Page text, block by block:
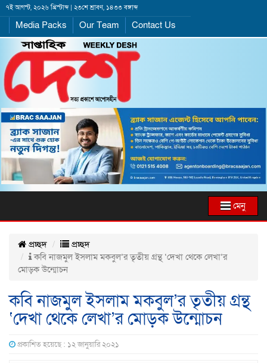
৭ই আগস্ট, ২০২৬ খ্রিস্টাব্দ | ২৩শে শ্রাবণ, ১৪৩৩ বঙ্গাব্দ
Media Packs Our Team Contact Us
মেনু
প্রচ্ছদ
প্রচ্ছদ
কবি নাজমুল ইসলাম মকবুল’র তৃতীয় গ্রন্থ ‘দেখা থেকে লেখা’র
মোড়ক উন্মোচন
কবি নাজমুল ইসলাম মকবুল’র তৃতীয় গ্রন্থ
‘দেখা থেকে লেখা’র মোড়ক উন্মোচন
প্রকাশিত হয়েছে : ১২ জানুয়ারি ২০২১